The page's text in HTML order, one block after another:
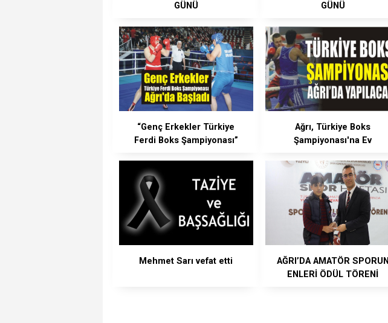
GÜNÜ
GÜNÜ
“Genç Erkekler Türkiye
Ferdi Boks Şampiyonası”
Ağrı, Türkiye Boks
Şampiyonası'na Ev
Mehmet Sarı vefat etti
AĞRI’DA AMATÖR SPORUN
ENLERİ ÖDÜL TÖRENİ